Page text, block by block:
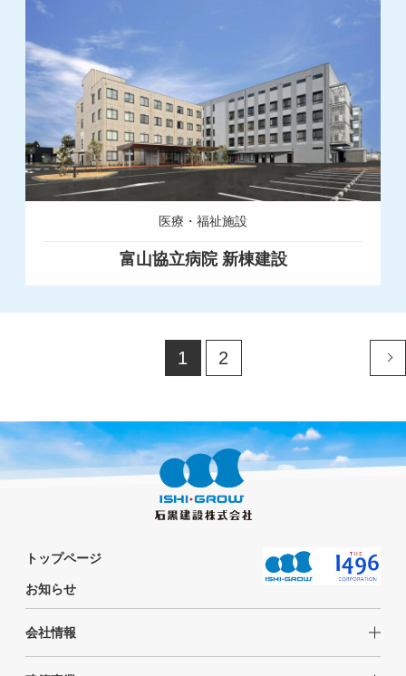
医療・福祉施設
富山協立病院 新棟建設
1 2
トップページ
お知らせ
会社情報